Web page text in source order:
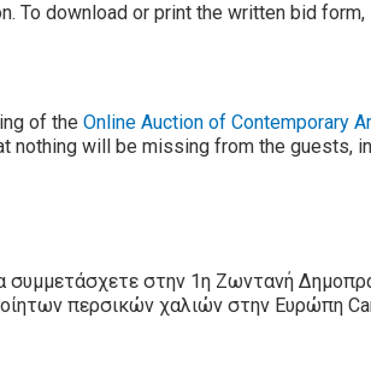
To download or print the written bid
of the Online Auction of Contemporary
nothing will be missing from the guests,
στην 1η Ζωντανή
περσικών χαλιών στην Ευρώπη